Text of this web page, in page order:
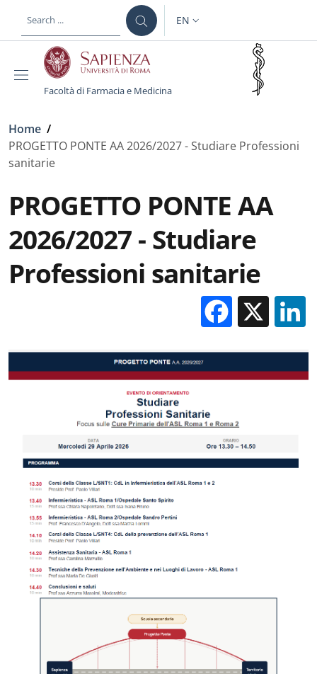
LANGUAGE SWITCHER:
EN
Facoltà di Farmacia e Medicina
Breadcrumb
Home /
PROGETTO PONTE AA 2026/2027 - Studiare Professioni
sanitarie
PROGETTO PONTE AA
2026/2027 - Studiare
Professioni sanitarie
X